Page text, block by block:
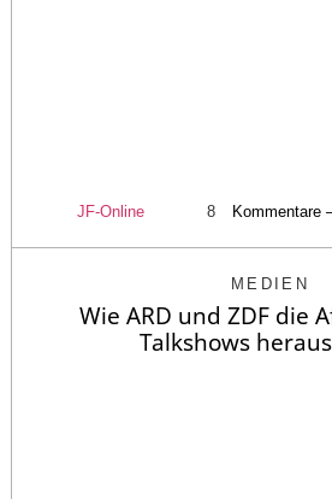
JF-Online 8 Kommentare
MEDIEN
Wie ARD und ZDF die
Talkshows